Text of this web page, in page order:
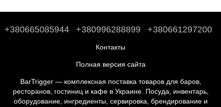
+380665085944 +380996288899 +380661297200
Контакты
Полная версия сайта
BarTrigger — комплексная поставка товаров для баров,
ресторанов, гостиниц и кафе в Украине. Посуда, инвентарь,
оборудование, ингредиенты, сервировка, брендирование и